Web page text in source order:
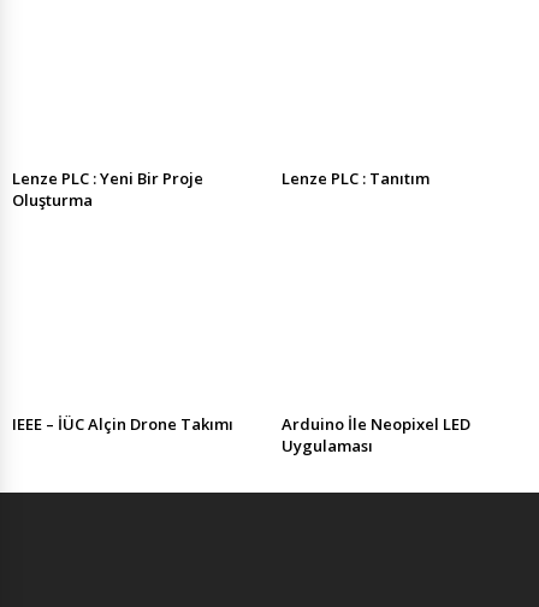
Lenze PLC : Yeni Bir Proje
Oluşturma
Lenze PLC : Tanıtım
IEEE – İÜC Alçin Drone Takımı
Arduino İle Neopixel LED
Uygulaması